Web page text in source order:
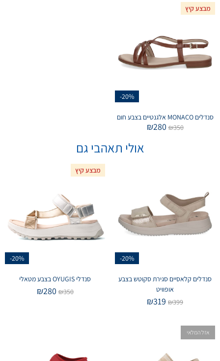
מבצע קיץ
-20%
סנדלים MONACO אלגנטיים בצבע חום
₪350
₪280
אולי תאהבי גם
-20%
סנדלים קלאסיים סגירת סקוטש בצבע
אופוויט
₪399
₪319
מבצע קיץ
-20%
סנדלי OYUGIS בצבע מטאלי
₪350
₪280
אזל המלאי